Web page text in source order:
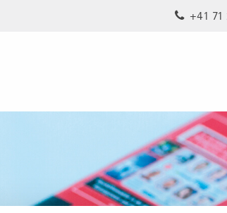
+41 71